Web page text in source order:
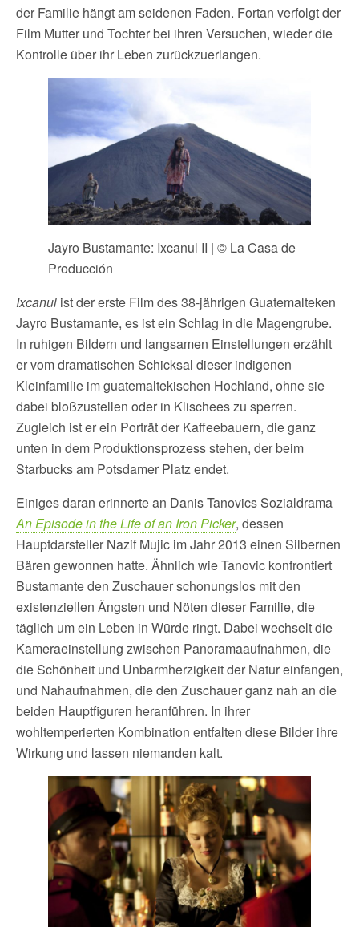
der Familie hängt am seidenen Faden. Fortan verfolgt der
Film Mutter und Tochter bei ihren Versuchen, wieder die
Kontrolle über ihr Leben zurückzuerlangen.
Jayro Bustamante: Ixcanul II | © La Casa de
Producción
Ixcanul ist der erste Film des 38-jährigen Guatemalteken
Jayro Bustamante, es ist ein Schlag in die Magengrube.
In ruhigen Bildern und langsamen Einstellungen erzählt
er vom dramatischen Schicksal dieser indigenen
Kleinfamilie im guatemaltekischen Hochland, ohne sie
dabei bloßzustellen oder in Klischees zu sperren.
Zugleich ist er ein Porträt der Kaffeebauern, die ganz
unten in dem Produktionsprozess stehen, der beim
Starbucks am Potsdamer Platz endet.
Einiges daran erinnerte an Danis Tanovics Sozialdrama
An Episode in the Life of an Iron Picker, dessen
Hauptdarsteller Nazif Mujic im Jahr 2013 einen Silbernen
Bären gewonnen hatte. Ähnlich wie Tanovic konfrontiert
Bustamante den Zuschauer schonungslos mit den
existenziellen Ängsten und Nöten dieser Familie, die
täglich um ein Leben in Würde ringt. Dabei wechselt die
Kameraeinstellung zwischen Panoramaaufnahmen, die
die Schönheit und Unbarmherzigkeit der Natur einfangen,
und Nahaufnahmen, die den Zuschauer ganz nah an die
beiden Hauptfiguren heranführen. In ihrer
wohltemperierten Kombination entfalten diese Bilder ihre
Wirkung und lassen niemanden kalt.